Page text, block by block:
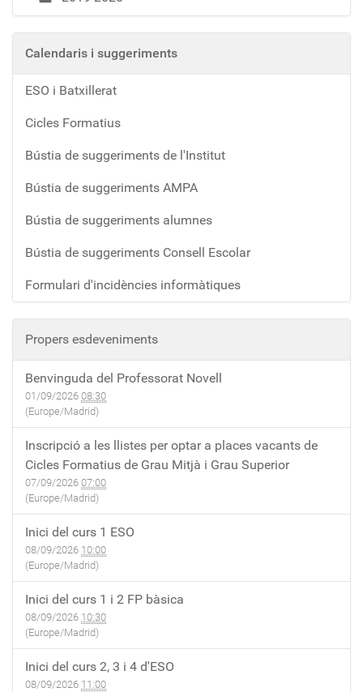
Calendaris i suggeriments
ESO i Batxillerat
Cicles Formatius
Bústia de suggeriments de l'Institut
Bústia de suggeriments AMPA
Bústia de suggeriments alumnes
Bústia de suggeriments Consell Escolar
Formulari d'incidències informàtiques
Propers esdeveniments
Benvinguda del Professorat Novell
01/09/2026 08:30
(Europe/Madrid)
Inscripció a les llistes per optar a places vacants de
Cicles Formatius de Grau Mitjà i Grau Superior
07/09/2026 07:00
(Europe/Madrid)
Inici del curs 1 ESO
08/09/2026 10:00
(Europe/Madrid)
Inici del curs 1 i 2 FP bàsica
08/09/2026 10:30
(Europe/Madrid)
Inici del curs 2, 3 i 4 d'ESO
08/09/2026 11:00